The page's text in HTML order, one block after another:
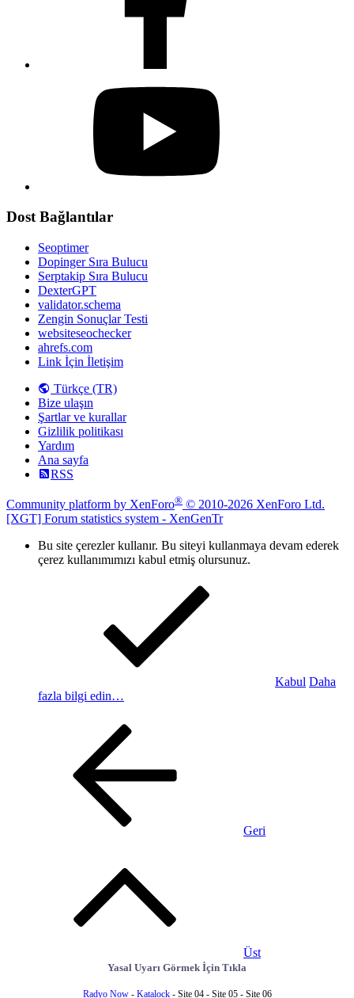
Dost Bağlantılar
Seoptimer
Dopinger Sıra Bulucu
Serptakip Sıra Bulucu
DexterGPT
validator.schema
Zengin Sonuçlar Testi
websiteseochecker
ahrefs.com
Link İçin İletişim
Türkçe (TR)
Bize ulaşın
Şartlar ve kurallar
Gizlilik politikası
Yardım
Ana sayfa
RSS
Community platform by XenForo® © 2010-2026 XenForo Ltd.
[XGT] Forum statistics system - XenGenTr
Bu site çerezler kullanır. Bu siteyi kullanmaya devam ederek
çerez kullanımımızı kabul etmiş olursunuz.
Kabul Daha
fazla bilgi edin…
Geri
Üst
Yasal Uyarı Görmek İçin Tıkla
Radyo Now- Katalock- Site 04 - Site 05 - Site 06